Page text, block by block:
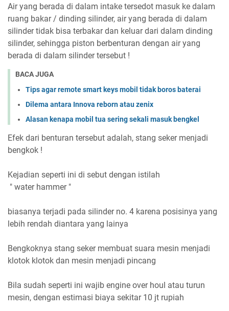
Air yang berada di dalam intake tersedot masuk ke dalam
ruang bakar / dinding silinder, air yang berada di dalam
silinder tidak bisa terbakar dan keluar dari dalam dinding
silinder, sehingga piston berbenturan dengan air yang
berada di dalam silinder tersebut !
BACA JUGA
Tips agar remote smart keys mobil tidak boros baterai
Dilema antara Innova reborn atau zenix
Alasan kenapa mobil tua sering sekali masuk bengkel
Efek dari benturan tersebut adalah, stang seker menjadi
bengkok !
Kejadian seperti ini di sebut dengan istilah
" water hammer "
biasanya terjadi pada silinder no. 4 karena posisinya yang
lebih rendah diantara yang lainya
Bengkoknya stang seker membuat suara mesin menjadi
klotok klotok dan mesin menjadi pincang
Bila sudah seperti ini wajib engine over houl atau turun
mesin, dengan estimasi biaya sekitar 10 jt rupiah